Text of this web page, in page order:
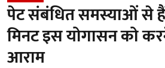
पेट संबंधित समस्याओं से
मिनट इस योगासन को
आराम